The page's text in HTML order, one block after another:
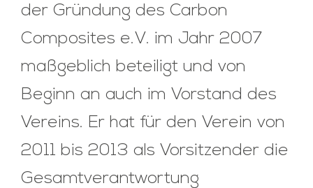
der Gründung des Carbon
Composites e.V. im Jahr 2007
maßgeblich beteiligt und von
Beginn an auch im Vorstand des
Vereins. Er hat für den Verein von
2011 bis 2013 als Vorsitzender die
Gesamtverantwortung